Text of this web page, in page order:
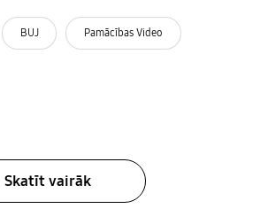
BUJ Pamācības Video
Skatīt vairāk